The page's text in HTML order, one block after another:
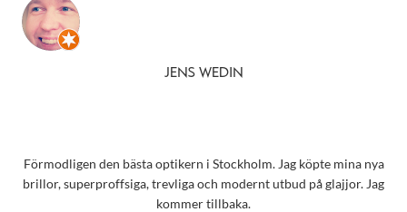
JENS WEDIN
Förmodligen den bästa optikern i Stockholm. Jag köpte mina nya
brillor, superproffsiga, trevliga och modernt utbud på glajjor. Jag
kommer tillbaka.